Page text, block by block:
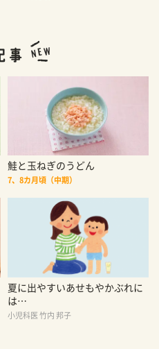
鮭と玉ねぎのうどん
7、8カ月頃（中期）
夏に出やすいあせもやかぶれに
は…
小児科医 竹内 邦子